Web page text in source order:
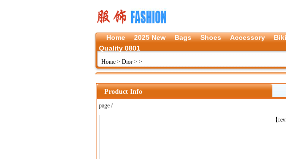
Home 2025 New Bags Shoes Accessory
Quality 0801
Home > Dior > >
Product Info
page /
【
上